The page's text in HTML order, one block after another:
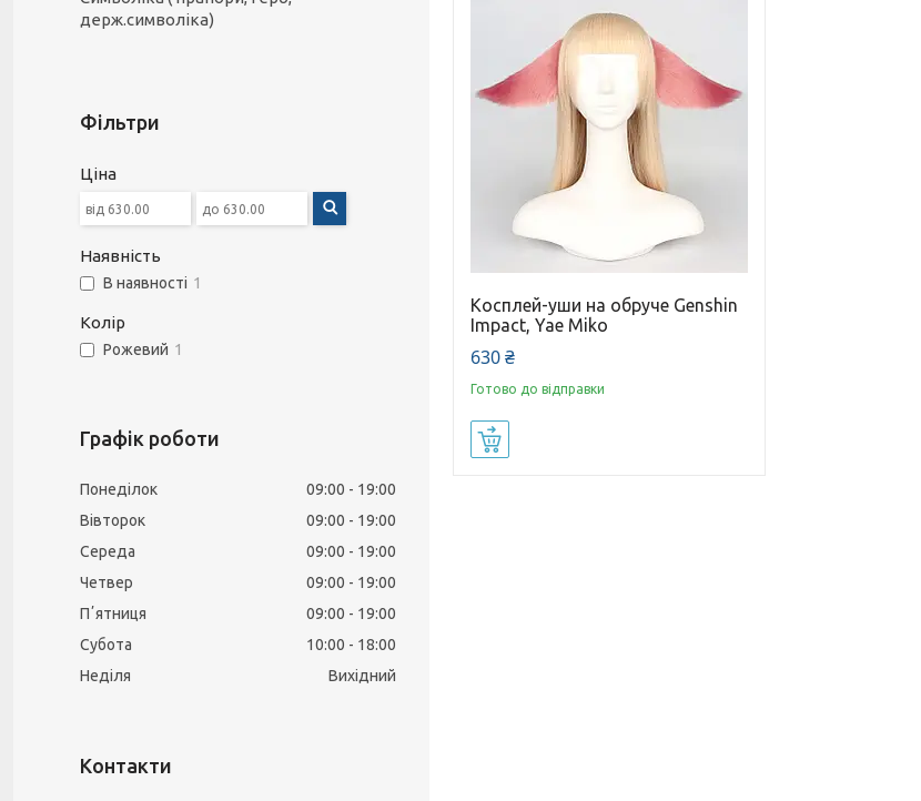
Косплей-уши на обруче Genshin
Impact, Yae Miko
630 ₴
Готово до відправки
держ.символіка)
Фільтри
Ціна
Наявність
В наявності 1
Колір
Рожевий 1
Графік роботи
Понеділок 09:00
19:00
Вівторок
09:00
19:00
Середа
09:00
19:00
Четвер
09:00
19:00
Пʼятниця
09:00
19:00
Субота
10:00
18:00
Неділя
Вихідний